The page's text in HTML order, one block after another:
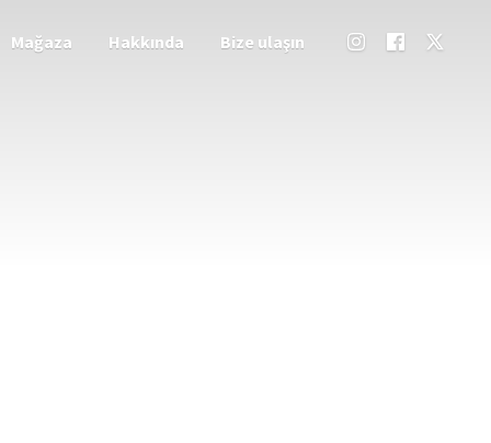
Mağaza Hakkında Bize ulaşın